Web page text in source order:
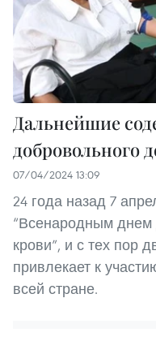
Дальнейшие
добровольного
07/04/2024 13:09
24 года назад 7
“Всенародным днем
крови”, и с тех пор
привлекает к
всей стране.